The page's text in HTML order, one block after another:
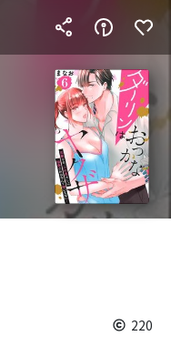
220